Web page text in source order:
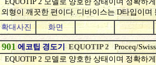
외형이 깨끗한 편이다. 디바이스는 D타입이
확대사진
화면
901 에코팁 경도기 EQUOTIP 2 Proceq/Swiss
EQUOTIP 2 모델로 양호한 상태이며 정확하